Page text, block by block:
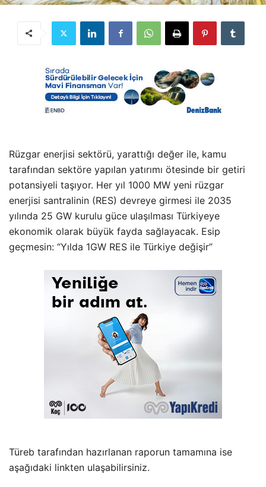
Rüzgar enerjisi sektörü, yarattığı değer ile, kamu
tarafından sektöre yapılan yatırımı ötesinde bir getiri
potansiyeli taşıyor. Her yıl 1000 MW yeni rüzgar
enerjisi santralinin (RES) devreye girmesi ile 2035
yılında 25 GW kurulu güce ulaşılması Türkiyeye
ekonomik olarak büyük fayda sağlayacak. Esip
geçmesin: “Yılda 1GW RES ile Türkiye değişir”
Türeb tarafından hazırlanan raporun tamamına ise
aşağıdaki linkten ulaşabilirsiniz.